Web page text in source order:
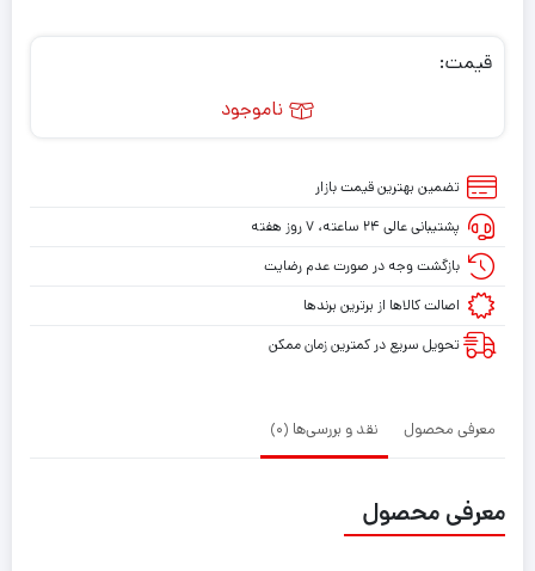
قیمت:
ناموجود
تضمین بهترین قیمت بازار
پشتیبانی عالی ۲۴ ساعته، ۷ روز هفته
بازگشت وجه در صورت عدم رضایت
اصالت کالاها از برترین برندها
تحویل سریع در کمترین زمان ممکن
معرفی محصول نقد و بررسی‌ها (0)
معرفی محصول